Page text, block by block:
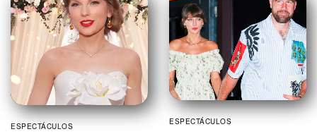
ESPECTÁCULOS ESPECTÁCULOS